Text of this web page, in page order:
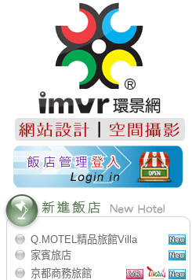
Q.MOTEL精品旅館Villa
家賓旅店
京都商務旅館